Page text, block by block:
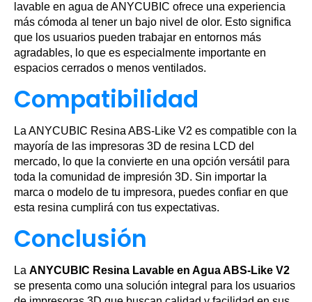
lavable en agua de ANYCUBIC ofrece una experiencia
más cómoda al tener un bajo nivel de olor. Esto significa
que los usuarios pueden trabajar en entornos más
agradables, lo que es especialmente importante en
espacios cerrados o menos ventilados.
Compatibilidad
La ANYCUBIC Resina ABS-Like V2 es compatible con la
mayoría de las impresoras 3D de resina LCD del
mercado, lo que la convierte en una opción versátil para
toda la comunidad de impresión 3D. Sin importar la
marca o modelo de tu impresora, puedes confiar en que
esta resina cumplirá con tus expectativas.
Conclusión
La ANYCUBIC Resina Lavable en Agua ABS-Like V2
se presenta como una solución integral para los usuarios